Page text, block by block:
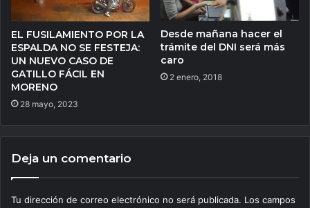
EL FUSILAMIENTO POR LA
ESPALDA NO SE FESTEJA:
UN NUEVO CASO DE
GATILLO FÁCIL EN
MORENO
28 mayo, 2023
Desde mañana hacer el
trámite del DNI será más
caro
2 enero, 2018
Deja un comentario
Tu dirección de correo electrónico no será publicada. Los campos